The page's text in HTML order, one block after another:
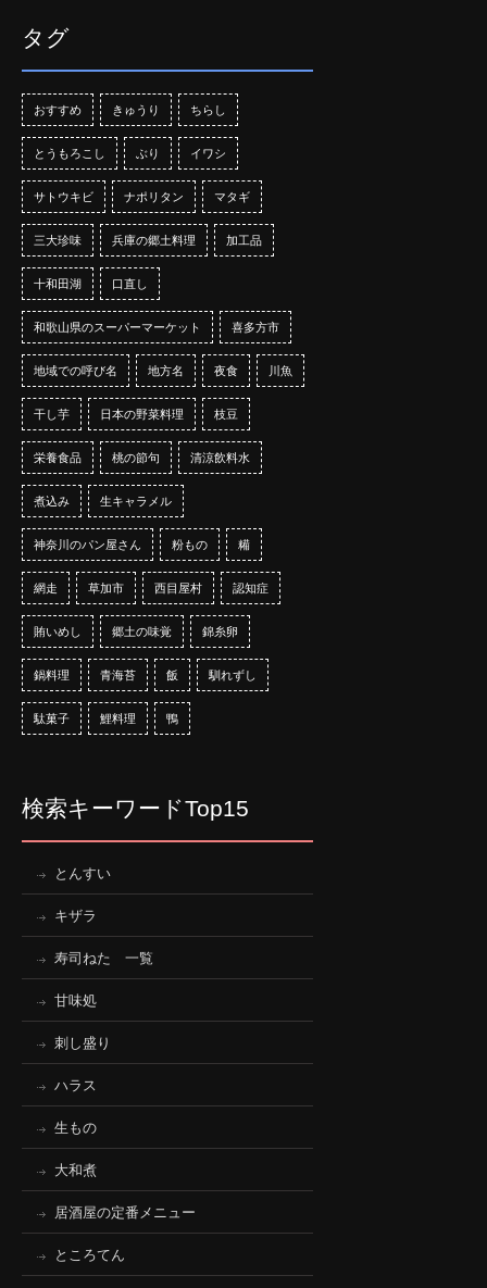
タグ
おすすめ きゅうり ちらし
とうもろこし ぶり イワシ
サトウキビ ナポリタン マタギ
三大珍味 兵庫の郷土料理 加工品
十和田湖 口直し
和歌山県のスーパーマーケット 喜多方市
地域での呼び名 地方名 夜食 川魚
干し芋 日本の野菜料理 枝豆
栄養食品 桃の節句 清涼飲料水
煮込み 生キャラメル
神奈川のパン屋さん 粉もの 糒
網走 草加市 西目屋村 認知症
賄いめし 郷土の味覚 錦糸卵
鍋料理 青海苔 飯 馴れずし
駄菓子 鯉料理 鴨
検索キーワードTop15
とんすい
キザラ
寿司ねた 一覧
甘味処
刺し盛り
ハラス
生もの
大和煮
居酒屋の定番メニュー
ところてん